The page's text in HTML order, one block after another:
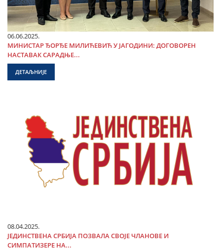
06.06.2025.
МИНИСТАР ЂОРЂЕ МИЛИЋЕВИЋ У ЈАГОДИНИ: ДОГОВОРЕН
НАСТАВАК САРАДЊЕ...
ДЕТАЉНИЈЕ
08.04.2025.
ЈЕДИНСТВЕНА СРБИЈА ПОЗВАЛА СВОЈЕ ЧЛАНОВЕ И
СИМПАТИЗЕРЕ НА...